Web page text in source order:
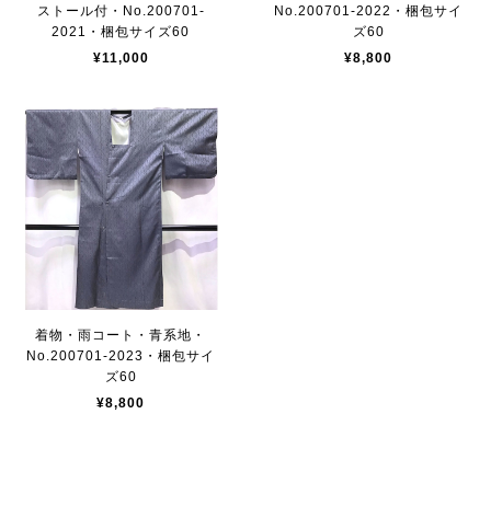
ストール付・No.200701-
2021・梱包サイズ60
¥11,000
No.200701-2022・梱包サイ
ズ60
¥8,800
着物・雨コート・青系地・
No.200701-2023・梱包サイ
ズ60
¥8,800